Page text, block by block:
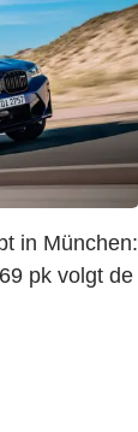
in München:
pk volgt de